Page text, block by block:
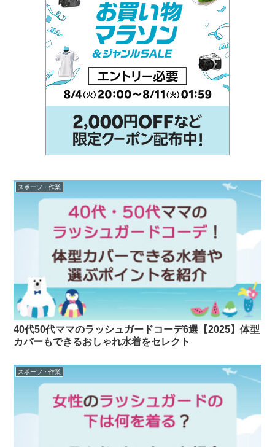
スポーツ・作業
40代50代ママのラッシュガードコーデ6選【2025】体型
カバーもできるおしゃれ水着をセレクト
スポーツ・作業